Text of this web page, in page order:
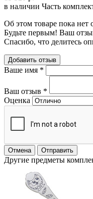
в наличии Часть
Об этом товаре пока нет
Будьте первым! Ваш
Спасибо, что делитесь
Добавить отзыв
Ваше имя *
Ваш отзыв *
Оценка
Отмена Отправить
Другие предметы